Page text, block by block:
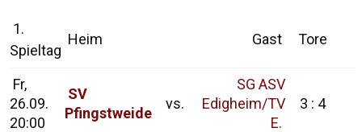
1.
Spieltag
Heim Gast Tore
Fr,
26.09.
20:00
SV
Pfingstweide
vs.
SG ASV
Edigheim/TV
E.
3 : 4